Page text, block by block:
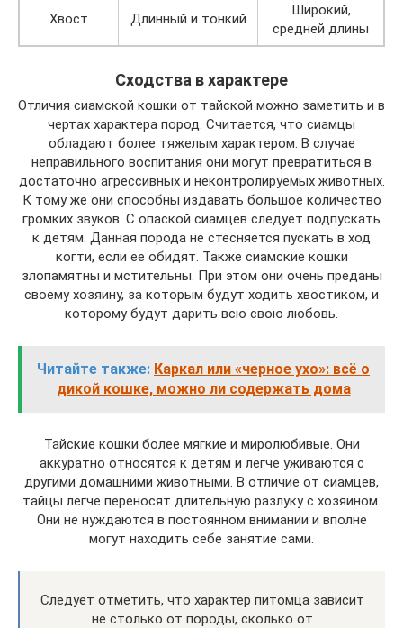
Хвост Длинный и тонкий
Широкий,
средней длины
Сходства в характере
Отличия сиамской кошки от тайской можно заметить и в
чертах характера пород. Считается, что сиамцы
обладают более тяжелым характером. В случае
неправильного воспитания они могут превратиться в
достаточно агрессивных и неконтролируемых животных.
К тому же они способны издавать большое количество
громких звуков. С опаской сиамцев следует подпускать
к детям. Данная порода не стесняется пускать в ход
когти, если ее обидят. Также сиамские кошки
злопамятны и мстительны. При этом они очень преданы
своему хозяину, за которым будут ходить хвостиком, и
которому будут дарить всю свою любовь.
Читайте также: Каркал или «черное ухо»: всё о
дикой кошке, можно ли содержать дома
Тайские кошки более мягкие и миролюбивые. Они
аккуратно относятся к детям и легче уживаются с
другими домашними животными. В отличие от сиамцев,
тайцы легче переносят длительную разлуку с хозяином.
Они не нуждаются в постоянном внимании и вполне
могут находить себе занятие сами.
Следует отметить, что характер питомца зависит
не столько от породы, сколько от